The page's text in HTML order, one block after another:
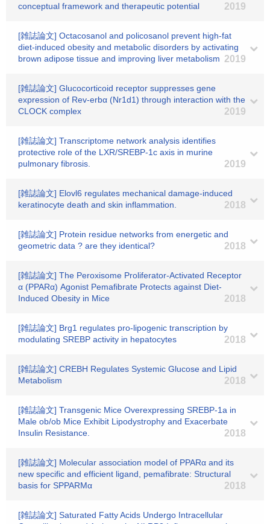
conceptual framework and therapeutic potential
2019
[雑誌論文] Octacosanol and policosanol prevent high-fat
diet-induced obesity and metabolic disorders by activating
brown adipose tissue and improving liver metabolism 2019
[雑誌論文] Glucocorticoid receptor suppresses gene
expression of Rev-erbα (Nr1d1) through interaction with the
CLOCK complex
2019
[雑誌論文] Transcriptome network analysis identifies
protective role of the LXR/SREBP-1c axis in murine
pulmonary fibrosis.
2019
[雑誌論文] Elovl6 regulates mechanical damage-induced
keratinocyte death and skin inflammation.
2018
[雑誌論文] Protein residue networks from energetic and
geometric data ? are they identical?
2018
[雑誌論文] The Peroxisome Proliferator-Activated Receptor
α (PPARα) Agonist Pemafibrate Protects against Diet-
Induced Obesity in Mice
2018
[雑誌論文] Brg1 regulates pro-lipogenic transcription by
modulating SREBP activity in hepatocytes
2018
[雑誌論文] CREBH Regulates Systemic Glucose and Lipid
Metabolism
2018
[雑誌論文] Transgenic Mice Overexpressing SREBP-1a in
Male ob/ob Mice Exhibit Lipodystrophy and Exacerbate
Insulin Resistance.
2018
[雑誌論文] Molecular association model of PPARα and its
new specific and efficient ligand, pemafibrate: Structural
basis for SPPARMα
2018
[雑誌論文] Saturated Fatty Acids Undergo Intracellular